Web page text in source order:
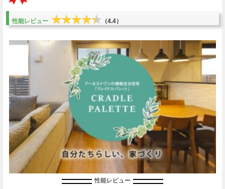
性能レビュー ★★★★★
★★★★★ （4.4）
性能レビュー